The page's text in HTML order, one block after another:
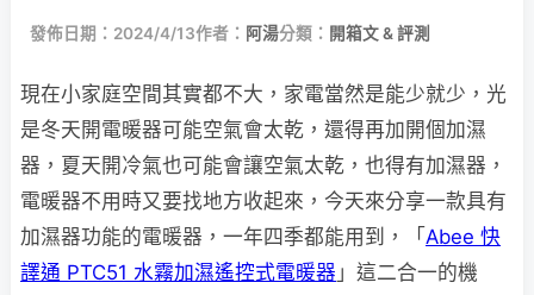
發佈日期：2024/4/13作者： 阿湯分類： 開箱文 & 評測
現在小家庭空間其實都不大，家電當然是能少就少，光
是冬天開電暖器可能空氣會太乾，還得再加開個加濕
器，夏天開冷氣也可能會讓空氣太乾，也得有加濕器，
電暖器不用時又要找地方收起來，今天來分享一款具有
加濕器功能的電暖器，一年四季都能用到，「 Abee 快
譯通 PTC51 水霧加濕遙控式電暖器 」這二合一的機